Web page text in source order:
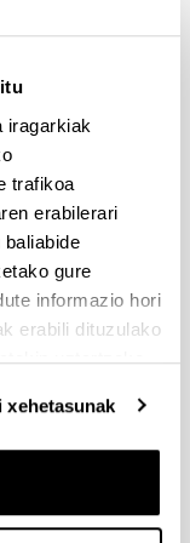
iragarkiak
trafikoa
erabilerari
gure
informazio hori
erabili dituzulako
uztartzeko.
xehetasunak
06/03 - 2026/06/25
aurkezteko
EHUn
IKERKETA